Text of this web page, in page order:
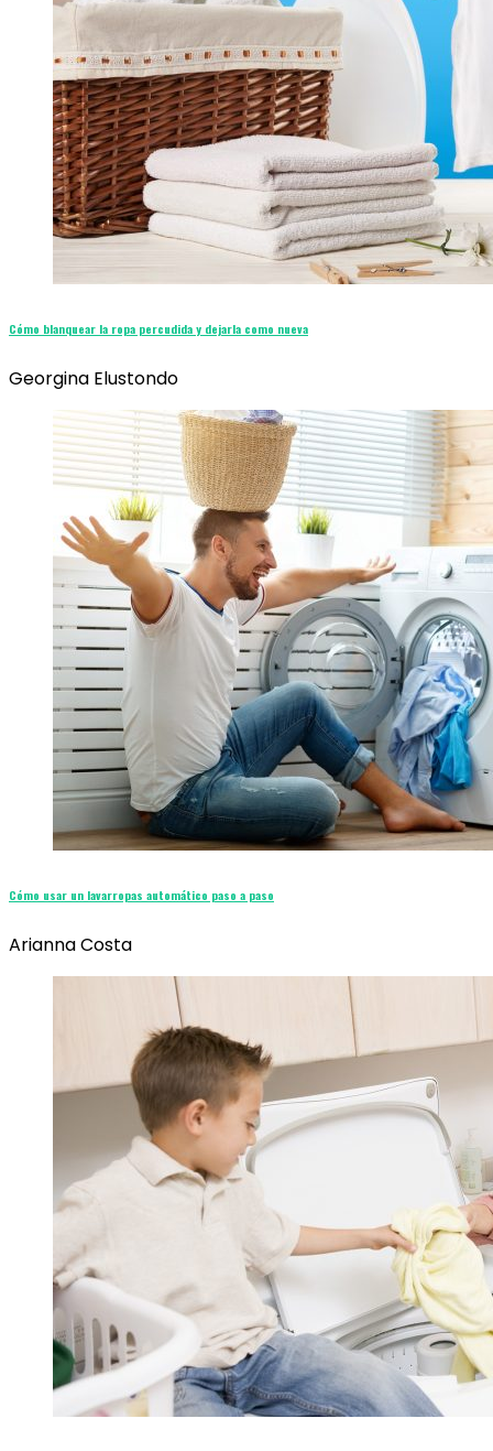
Cómo blanquear la ropa percudida y dejarla como nueva
Georgina Elustondo
Cómo usar un lavarropas automático paso a paso
Arianna Costa